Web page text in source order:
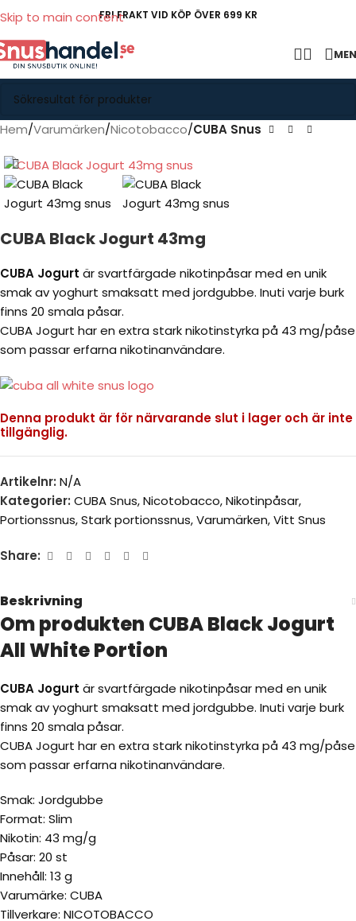
Skip to main contentFRI FRAKT VID KÖP ÖVER 699 KR
Hem Varumärken Nicotobacco CUBA Snus
CUBA Black Jogurt 43mg
CUBA Jogurt är svartfärgade nikotinpåsar med en unik
smak av yoghurt smaksatt med jordgubbe. Inuti varje burk
finns 20 smala påsar.
CUBA Jogurt har en extra stark nikotinstyrka på 43 mg/påse
som passar erfarna nikotinanvändare.
Denna produkt är för närvarande slut i lager och är inte
tillgänglig.
Artikelnr: N/A
Kategorier: CUBA Snus,Nicotobacco,Nikotinpåsar,
Portionssnus,Stark portionssnus,Varumärken,Vitt Snus
Share:
Beskrivning
Om produkten CUBA Black Jogurt
All White Portion
CUBA Jogurt är svartfärgade nikotinpåsar med en unik
smak av yoghurt smaksatt med jordgubbe. Inuti varje burk
finns 20 smala påsar.
CUBA Jogurt har en extra stark nikotinstyrka på 43 mg/påse
som passar erfarna nikotinanvändare.
Smak: Jordgubbe
Format: Slim
Nikotin: 43 mg/g
Påsar: 20 st
Innehåll: 13 g
Varumärke: CUBA
Tillverkare: NICOTOBACCO